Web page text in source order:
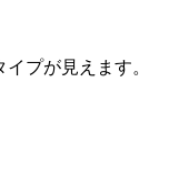
プが見えます。